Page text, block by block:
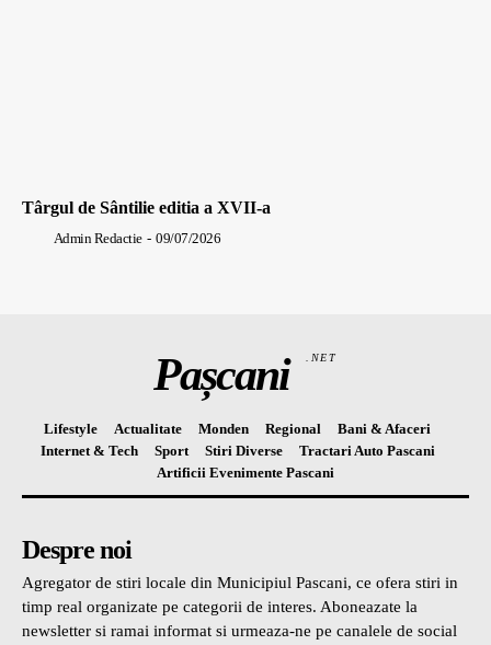
Târgul de Sântilie editia a XVII-a
Admin Redactie - 09/07/2026
Pașcani .NET
Lifestyle Actualitate Monden Regional
Bani & Afaceri
Internet & Tech
Sport Stiri Diverse
Tractari Auto Pascani
Artificii Evenimente Pascani
Despre noi
Agregator de stiri locale din Municipiul Pascani, ce ofera stiri in
timp real organizate pe categorii de interes. Aboneazate la
newsletter si ramai informat si urmeaza-ne pe canalele de social